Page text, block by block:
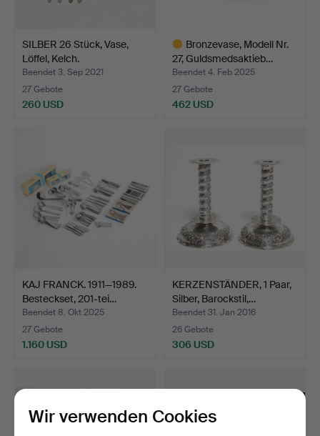
SILBER 26 Stück, Vase,
Löffel, Kelch.
Beendet 3. Sep 2021
27 Gebote
260 USD
Bronzevase, Modell Nr.
27, Guldsmedsaktieb…
Beendet 4. Feb 2025
27 Gebote
462 USD
KAJ FRANCK. 1911—1989.
Besteckset, 201-tei…
Beendet 8. Okt 2025
27 Gebote
1.160 USD
KERZENSTÄNDER, 1 Paar,
Silber, Barockstil,…
Beendet 31. Jan 2016
26 Gebote
306 USD
Wir verwenden Cookies